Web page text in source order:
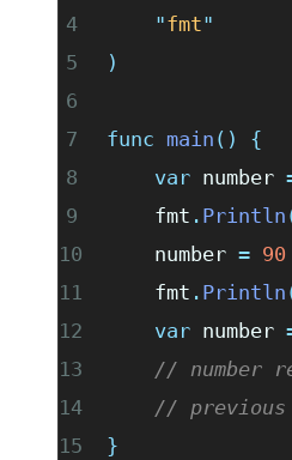
	"
fmt"
)
func main ()
{
	var
number
	fmt
. Println
	number
= 90
	fmt
. Println
	var
number
// number
//
}